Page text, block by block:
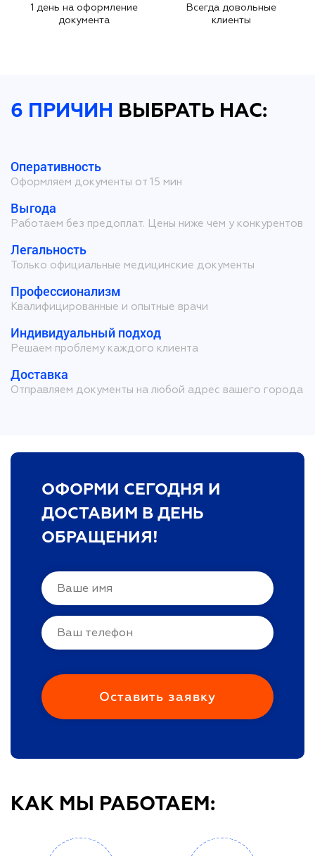
1 день на оформление
документа
Всегда довольные
клиенты
6 ПРИЧИН ВЫБРАТЬ НАС:
Оперативность
Оформляем документы от 15 мин
Выгода
Работаем без предоплат. Цены ниже чем у конкурентов
Легальность
Только официальные медицинские документы
Профессионализм
Квалифицированные и опытные врачи
Индивидуальный подход
Решаем проблему каждого клиента
Доставка
Отправляем документы на любой адрес вашего города
ОФОРМИ СЕГОДНЯ И
ДОСТАВИМ В ДЕНЬ
ОБРАЩЕНИЯ!
КАК МЫ РАБОТАЕМ: